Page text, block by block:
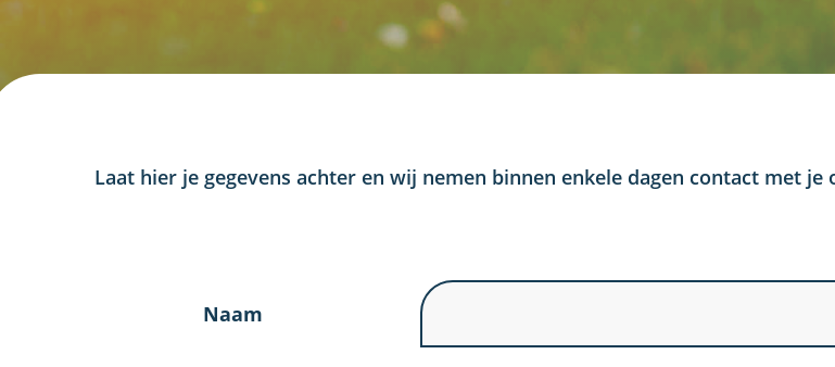
Laat hier je gegevens achter en wij nemen binnen enkele dagen contact met je
Naam